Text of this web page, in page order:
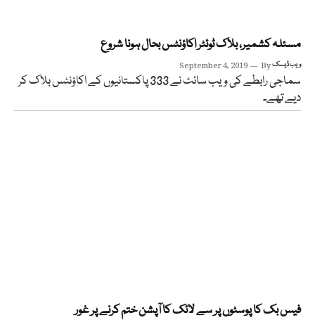
مسئلہ کشمیر، بلاک ٹوئٹر اکاؤنٹس بحال ہونا شروع
September 4, 2019 Byویب ڈیسک
سماجی رابطے کی ویب سائٹ نے 333 پاکستانیوں کے اکاؤنٹس بلاک کر
دیے تھے۔
فیس بک کا پوسٹوں پر سے لائک کا آپشن ختم کرنے پر غور